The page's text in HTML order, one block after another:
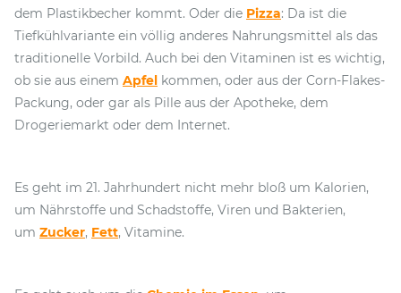
dem Plastikbecher kommt. Oder die Pizza: Da ist die
Tiefkühlvariante ein völlig anderes Nahrungsmittel als das
traditionelle Vorbild. Auch bei den Vitaminen ist es wichtig,
ob sie aus einem Apfel kommen, oder aus der Corn-Flakes-
Packung, oder gar als Pille aus der Apotheke, dem
Drogeriemarkt oder dem Internet.
Es geht im 21. Jahrhundert nicht mehr bloß um Kalorien,
um Nährstoffe und Schadstoffe, Viren und Bakterien,
um Zucker, Fett, Vitamine.